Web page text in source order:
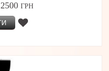
2500 ГРН